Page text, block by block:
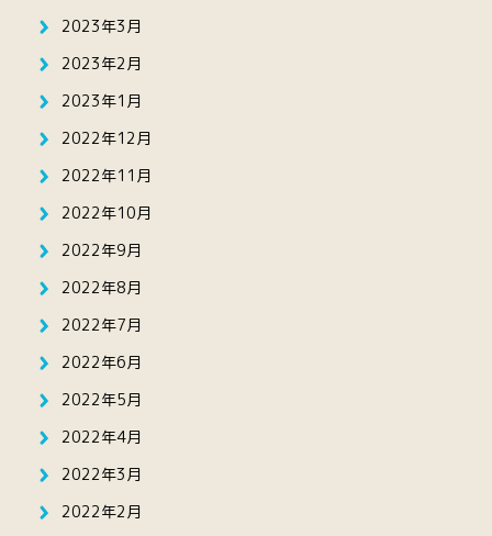
2023年3月
2023年2月
2023年1月
2022年12月
2022年11月
2022年10月
2022年9月
2022年8月
2022年7月
2022年6月
2022年5月
2022年4月
2022年3月
2022年2月